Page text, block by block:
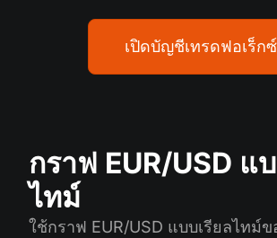
เปิดบัญชีเทรดฟอเร็กซ์
กราฟ EUR/USD แ
ไทม์
ใช้กราฟ EUR/USD แบบเรียลไทม์ข